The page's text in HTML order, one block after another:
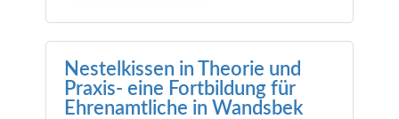
Nestelkissen in Theorie und
Praxis- eine Fortbildung für
Ehrenamtliche in Wandsbek